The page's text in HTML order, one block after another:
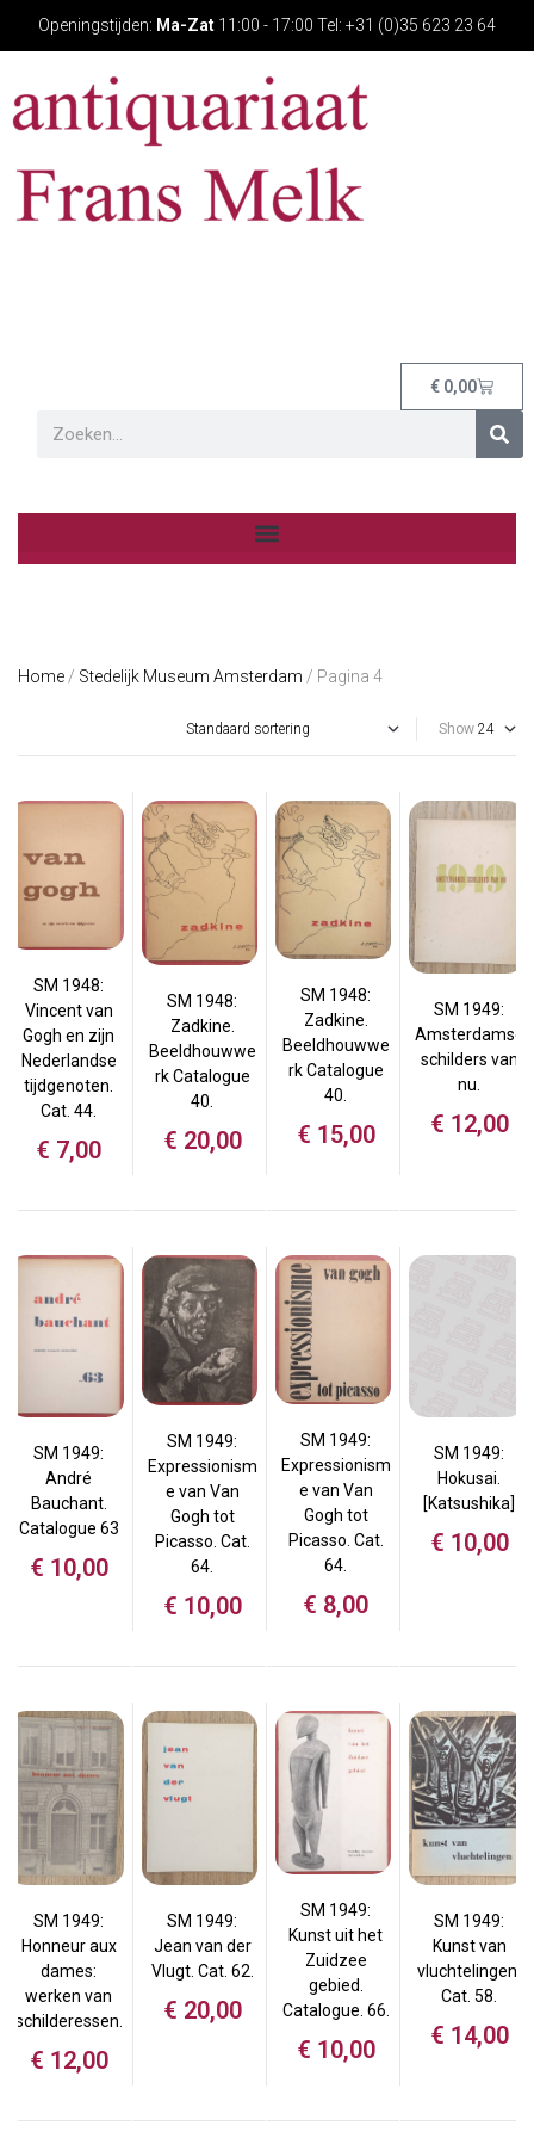
Openingstijden: Ma-Zat 11:00 - 17:00 Tel: +31 (0)35 623 23 64
€ 0,00
Home / Stedelijk Museum Amsterdam / Pagina 4
Show
SM 1948:
Vincent van
Gogh en zijn
Nederlandse
tijdgenoten.
Cat. 44.
€ 7,00
SM 1948:
Zadkine.
Beeldhouwwe
rk Catalogue
40.
€ 20,00
SM 1948:
Zadkine.
Beeldhouwwe
rk Catalogue
40.
€ 15,00
SM 1949:
Amsterdamse
schilders van
nu.
€ 12,00
SM 1949:
André
Bauchant.
Catalogue 63
€ 10,00
SM 1949:
Expressionism
e van Van
Gogh tot
Picasso. Cat.
64.
€ 10,00
SM 1949:
Expressionism
e van Van
Gogh tot
Picasso. Cat.
64.
€ 8,00
SM 1949:
Hokusai.
[Katsushika]
€ 10,00
SM 1949:
Honneur aux
dames:
werken van
schilderessen.
€ 12,00
SM 1949:
Jean van der
Vlugt. Cat. 62.
€ 20,00
SM 1949:
Kunst uit het
Zuidzee
gebied.
Catalogue. 66.
€ 10,00
SM 1949:
Kunst van
vluchtelingen.
Cat. 58.
€ 14,00